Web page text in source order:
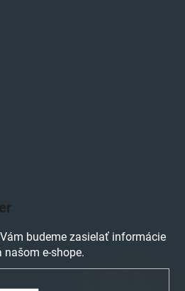
budeme zasielať informácie
e-shope.